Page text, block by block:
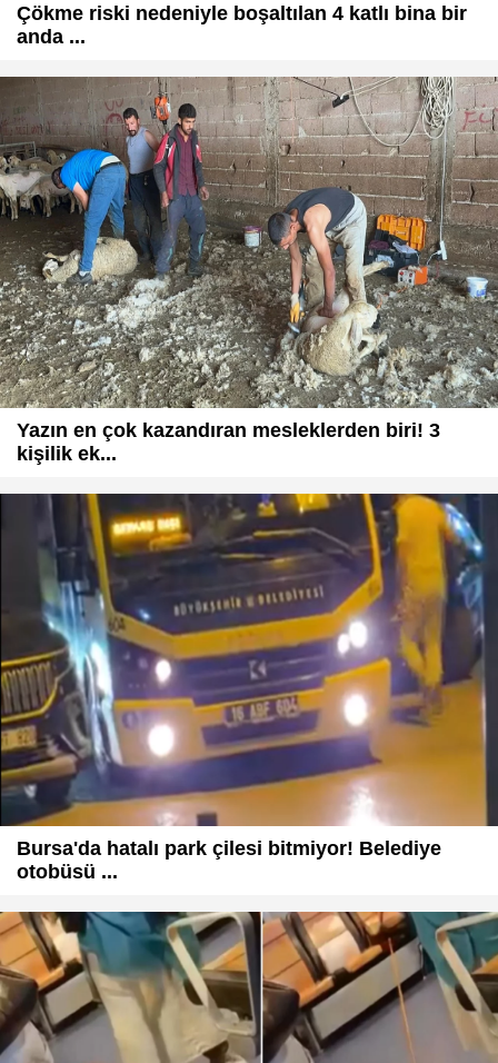
Çökme riski nedeniyle boşaltılan 4 katlı bina bir
anda ...
Yazın en çok kazandıran mesleklerden biri! 3
kişilik ek...
Bursa'da hatalı park çilesi bitmiyor! Belediye
otobüsü ...